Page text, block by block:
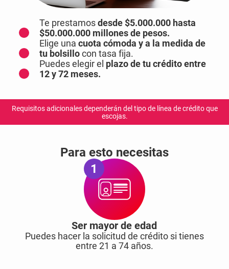
Te prestamosdesde $5.000.000 hasta
$50.000.000 millones de pesos.
Elige una cuota cómoda y a la medida de
tu bolsillocon tasa fija.
Puedes elegir el plazo de tu crédito entre
12 y 72 meses.
Requisitos adicionales dependerán del tipo de línea de crédito que
escojas.
Para esto necesitas
1
Ser mayor de edad
Puedes hacer la solicitud de crédito si tienes
entre 21 a 74 años.